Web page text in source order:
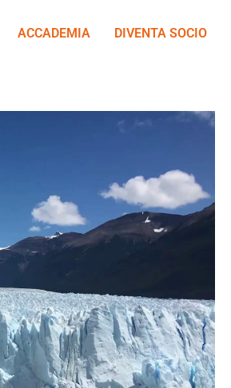
ACCADEMIA DIVENTA SOCIO